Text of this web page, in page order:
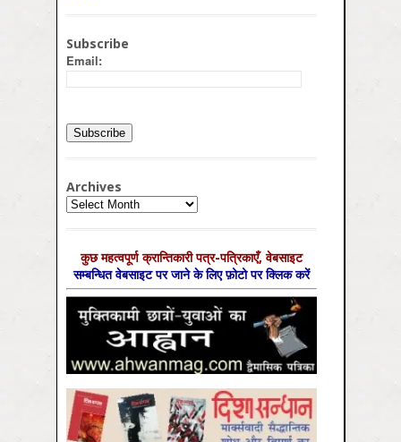
Subscribe
Email:
Archives
Archives
कुछ महत्‍वपूर्ण क्रान्तिकारी पत्र-पत्रिकाएँ, वेबसाइट
सम्‍बन्धित वेबसाइट पर जाने के लिए फ़ोटो पर क्लिक करें